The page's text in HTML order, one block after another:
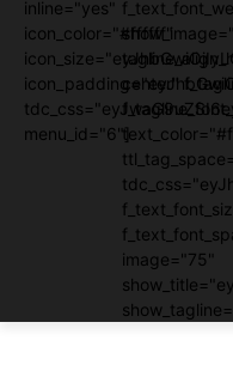
inline="yes"
icon_color="#ffffff"
menu_id="6"]
center"
image="75"